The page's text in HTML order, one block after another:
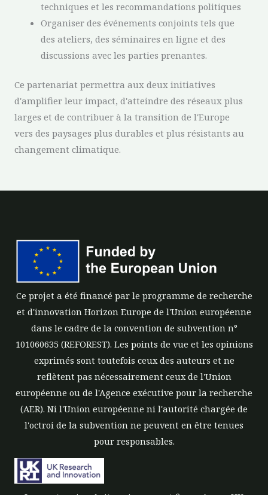
techniques et les recommandations politiques
Organiser des événements conjoints tels que
des ateliers, des séminaires en ligne et des
discussions avec les parties prenantes.
Ce partenariat permettra aux deux initiatives
d'amplifier leur impact, d'atteindre des réseaux plus
larges et de contribuer à la transition de l'Europe
vers des paysages plus durables et plus résistants au
changement climatique.
Ce projet a été financé par le programme de recherche
et d'innovation Horizon Europe de l'Union européenne
dans le cadre de la convention de subvention n°
101060635 (REFOREST). Les points de vue et les opinions
exprimés sont toutefois ceux des auteurs et ne
reflètent pas nécessairement ceux de l'Union
européenne ou de l'Agence exécutive pour la recherche
(AER). Ni l'Union européenne ni l'autorité chargée de
l'octroi de la subvention ne peuvent en être tenues
pour responsables.